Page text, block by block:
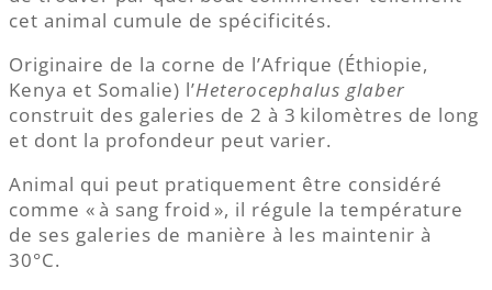
cet animal cumule de spécificités.
Originaire de la corne de l’Afrique (Éthiopie,
Kenya et Somalie) l’Heterocephalus glaber
construit des galeries de 2 à 3 kilomètres de long
et dont la profondeur peut varier.
Animal qui peut pratiquement être considéré
comme « à sang froid », il régule la température
de ses galeries de manière à les maintenir à
30°C.